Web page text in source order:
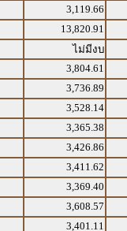
3,119.66
13,820.91
ไม่มีงบ
3,804.61
3,736.89
3,528.14
3,365.38
3,426.86
3,411.62
3,369.40
3,608.57
3,401.11